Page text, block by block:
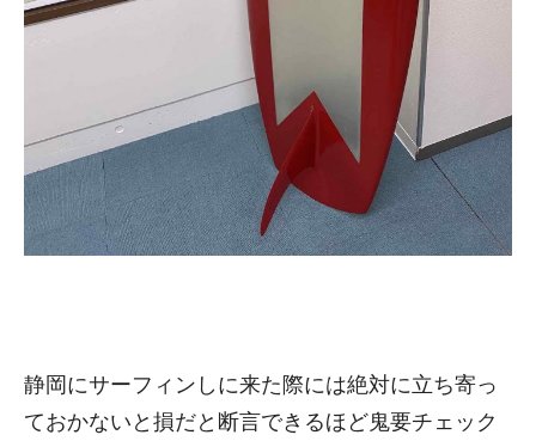
静岡にサーフィンしに来た際には絶対に立ち寄っ
ておかないと損だと断言できるほど鬼要チェック